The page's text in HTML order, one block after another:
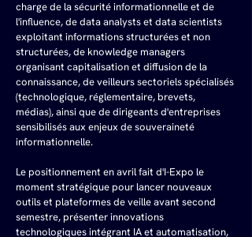
charge de la sécurité informationnelle et de
l'influence, de data analysts et data scientists
exploitant informations structurées et non
structurées, de knowledge managers
organisant capitalisation et diffusion de la
connaissance, de veilleurs sectoriels spécialisés
(technologique, réglementaire, brevets,
médias), ainsi que de dirigeants d'entreprises
sensibilisés aux enjeux de souveraineté
informationnelle.
Le positionnement en avril fait d'I-Expo le
moment stratégique pour lancer nouveaux
outils et plateformes de veille avant second
semestre, présenter innovations
technologiques intégrant IA et automatisation,